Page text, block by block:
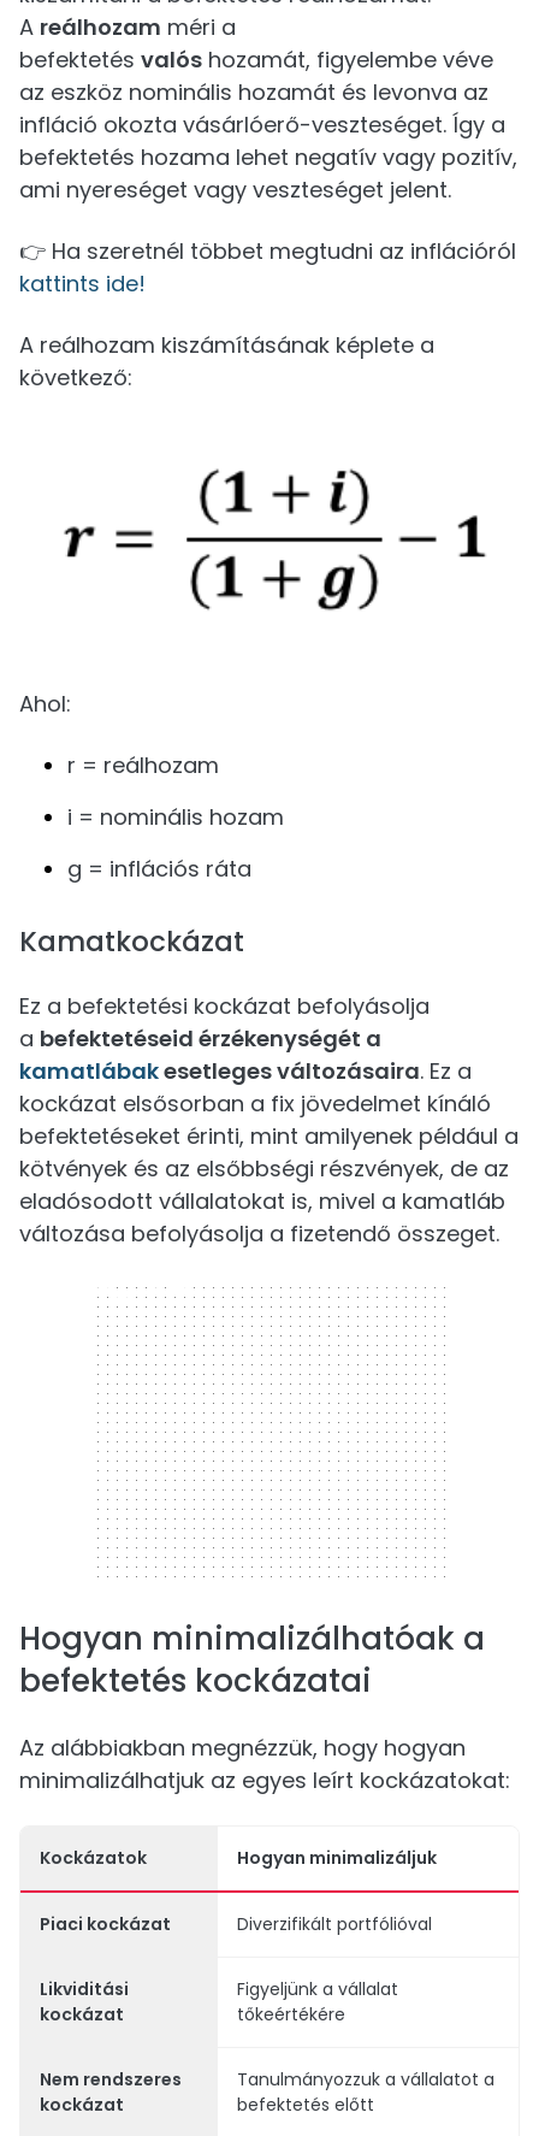
A reálhozam méri a
befektetés valós hozamát, figyelembe véve
az eszköz nominális hozamát és levonva az
infláció okozta vásárlóerő-veszteséget. Így a
befektetés hozama lehet negatív vagy pozitív,
ami nyereséget vagy veszteséget jelent.
👉 Ha szeretnél többet megtudni az inflációról
kattints ide!
A reálhozam kiszámításának képlete a
következő:
Ahol:
r = reálhozam
i = nominális hozam
g = inflációs ráta
Kamatkockázat
Ez a befektetési kockázat befolyásolja
a befektetéseid érzékenységét a
kamatlábakesetleges változásaira. Ez a
kockázat elsősorban a fix jövedelmet kínáló
befektetéseket érinti, mint amilyenek például a
kötvények és az elsőbbségi részvények, de az
eladósodott vállalatokat is, mivel a kamatláb
változása befolyásolja a fizetendő összeget.
300 x 250
Hogyan minimalizálhatóak a
befektetés kockázatai
Az alábbiakban megnézzük, hogy hogyan
minimalizálhatjuk az egyes leírt kockázatokat:
Kockázatok Hogyan minimalizáljuk
Piaci kockázat Diverzifikált portfólióval
Likviditási
kockázat
Figyeljünk a vállalat
tőkeértékére
Nem rendszeres
kockázat
Tanulmányozzuk a vállalatot a
befektetés előtt